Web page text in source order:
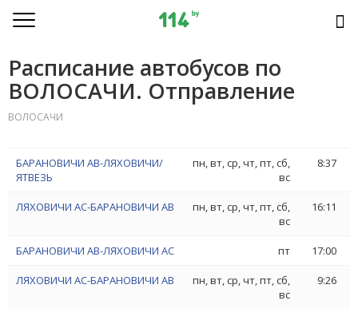
Расписание автобусов по
ВОЛОСАЧИ. Отправление
ВОЛОСАЧИ
БАРАНОВИЧИ АВ-ЛЯХОВИЧИ/
ЯТВЕЗЬ
пн, вт, ср, чт, пт, сб,
вс
8:37
ЛЯХОВИЧИ АС-БАРАНОВИЧИ АВ
пн, вт, ср, чт, пт, сб,
вс
16:11
БАРАНОВИЧИ АВ-ЛЯХОВИЧИ АС пт 17:00
ЛЯХОВИЧИ АС-БАРАНОВИЧИ АВ
пн, вт, ср, чт, пт, сб,
вс
9:26